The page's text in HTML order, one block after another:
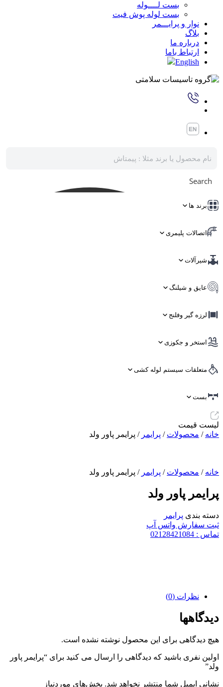
بست لــــوله
بست لوله پوش فیت
نوار و پرایـــمر
بلاگ
درباره ما
ارتباط باما
English
Search
برند ها
اتصالات پلیمری
شیرآلات
عایق و شیلنگ
لرزه گیر وفلنج
استخر و جکوزی
متعلقات سیستم لوله کشی
بست
لیست قیمت
خانه / محصولات / پرایمر / پرایمر پاور ولد
خانه / محصولات / پرایمر / پرایمر پاور ولد
پرایمر پاور ولد
دسته بندی پرایمر
ثبت سفارش واتس آپ
تماس : 02128421084
نظرات (0)
دیدگاهها
هیچ دیدگاهی برای این محصول نوشته نشده است.
اولین نفری باشید که دیدگاهی را ارسال می کنید برای “پرایمر پاور
ولد”
نشانی ایمیل شما منتشر نخواهد شد. بخش‌های موردنیاز